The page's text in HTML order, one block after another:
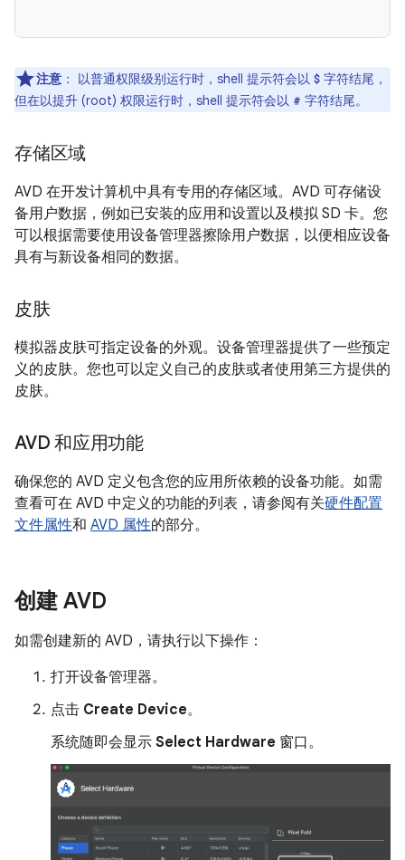
注意 ： 以普通权限级别运行时，shell 提示符会以 $ 字符结尾，
但在以提升 (root) 权限运行时，shell 提示符会以 # 字符结尾。
存储区域
AVD 在开发计算机中具有专用的存储区域。AVD 可存储设
备用户数据，例如已安装的应用和设置以及模拟 SD 卡。您
可以根据需要使用设备管理器擦除用户数据，以便相应设备
具有与新设备相同的数据。
皮肤
模拟器皮肤可指定设备的外观。设备管理器提供了一些预定
义的皮肤。您也可以定义自己的皮肤或者使用第三方提供的
皮肤。
AVD 和应用功能
确保您的 AVD 定义包含您的应用所依赖的设备功能。如需
查看可在 AVD 中定义的功能的列表，请参阅有关硬件配置
文件属性和 AVD 属性的部分。
创建 AVD
如需创建新的 AVD，请执行以下操作：
打开设备管理器。
点击 Create Device。
系统随即会显示 Select Hardware 窗口。